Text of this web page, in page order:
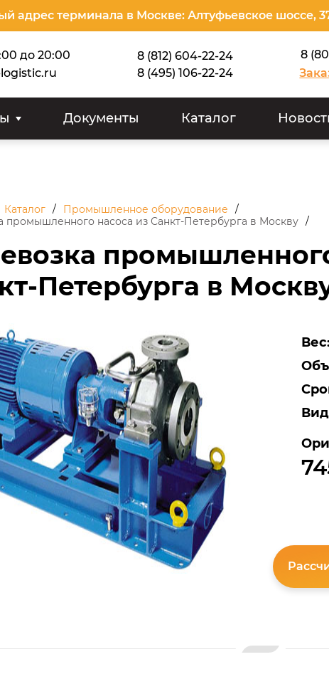
адрес терминала в Москве: Алтуфьевское шоссе,
до 20:00
8 (812) 604-22-24
8 (495) 106-22-24
8
Документы Каталог
Каталог
Промышленное оборудование
промышленного насоса из Санкт-Петербурга в Москву
Петербурга в
Вес: